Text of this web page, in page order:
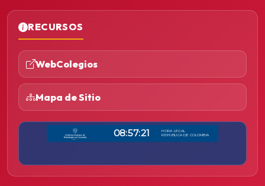
RECURSOS
WebColegios
Mapa de Sitio